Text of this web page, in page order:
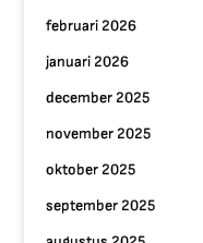
februari 2026
januari 2026
december 2025
november 2025
oktober 2025
september 2025